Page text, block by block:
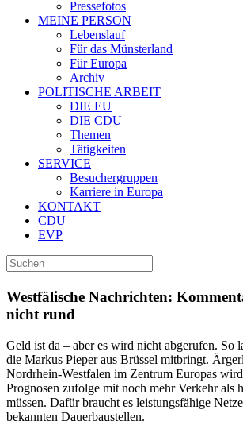
Pressefotos
MEINE PERSON
Lebenslauf
Für das Münsterland
Für Europa
Archiv
POLITISCHE ARBEIT
DIE EU
DIE CDU
Themen
Tätigkeiten
SERVICE
Besuchergruppen
Karriere in Europa
KONTAKT
CDU
EVP
Westfälische Nachrichten:
nicht rund
Geld ist da – aber es wird nicht abgerufen. So
die Markus Pieper aus Brüssel mitbringt.
Nordrhein-Westfalen im Zentrum Europas
Prognosen zufolge mit noch mehr Verkehr als
müssen. Dafür braucht es leistungsfähige
bekannten Dauerbaustellen.